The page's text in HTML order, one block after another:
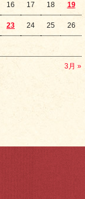
3月 »
16 17 18 19
23 24 25 26